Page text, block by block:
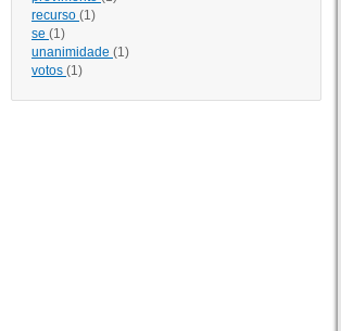
recurso (1)
se (1)
unanimidade (1)
votos (1)